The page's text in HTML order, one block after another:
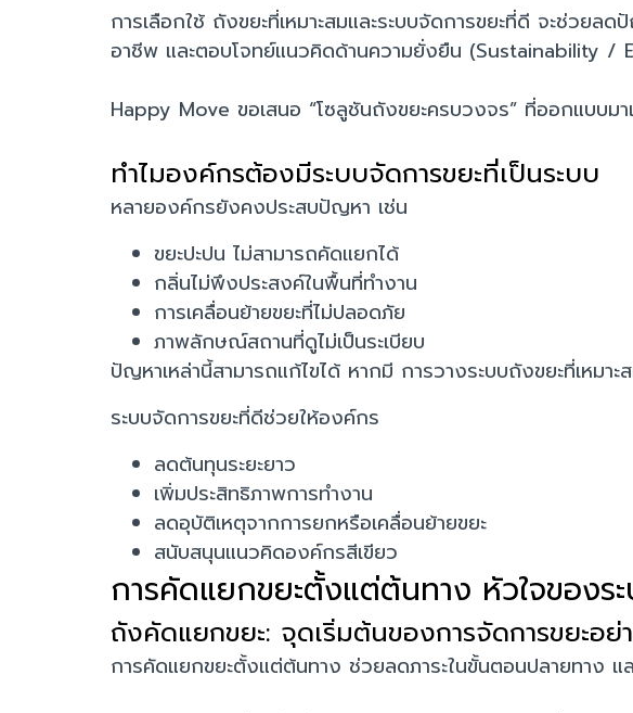
การเลือกใช้ ถังขยะที่เหมาะสมและระบบจัดการขยะที่ดี จะช่ว
อาชีพ และตอบโจทย์แนวคิดด้านความยั่งยืน (Sustainability /
Happy Move ขอเสนอ “โซลูชันถังขยะครบวงจร” ที่ออกแบบ
ทำไมองค์กรต้องมีระบบจัดการขยะที่เป็นระบบ
หลายองค์กรยังคงประสบปัญหา เช่น
ขยะปะปน ไม่สามารถคัดแยกได้
กลิ่นไม่พึงประสงค์ในพื้นที่ทำงาน
การเคลื่อนย้ายขยะที่ไม่ปลอดภัย
ภาพลักษณ์สถานที่ดูไม่เป็นระเบียบ
ปัญหาเหล่านี้สามารถแก้ไขได้ หากมี การวางระบบถังขยะที่เหมาะ
ระบบจัดการขยะที่ดีช่วยให้องค์กร
ลดต้นทุนระยะยาว
เพิ่มประสิทธิภาพการทำงาน
ลดอุบัติเหตุจากการยกหรือเคลื่อนย้ายขยะ
สนับสนุนแนวคิดองค์กรสีเขียว
การคัดแยกขยะตั้งแต่ต้นทาง หัวใจของร
ถังคัดแยกขยะ: จุดเริ่มต้นของการจัดการขยะอ
การคัดแยกขยะตั้งแต่ต้นทาง ช่วยลดภาระในขั้นตอนปลายทาง แล